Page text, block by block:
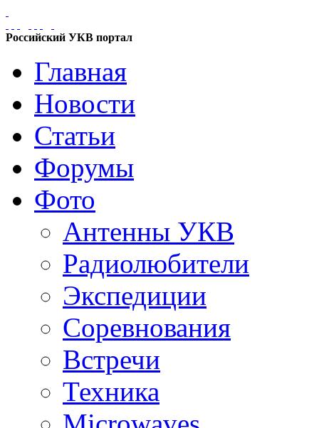
Российский УКВ портал
Главная
Новости
Статьи
Форумы
Фото
Антенны УКВ
Радиолюбители
Экспедиции
Соревнования
Встречи
Техника